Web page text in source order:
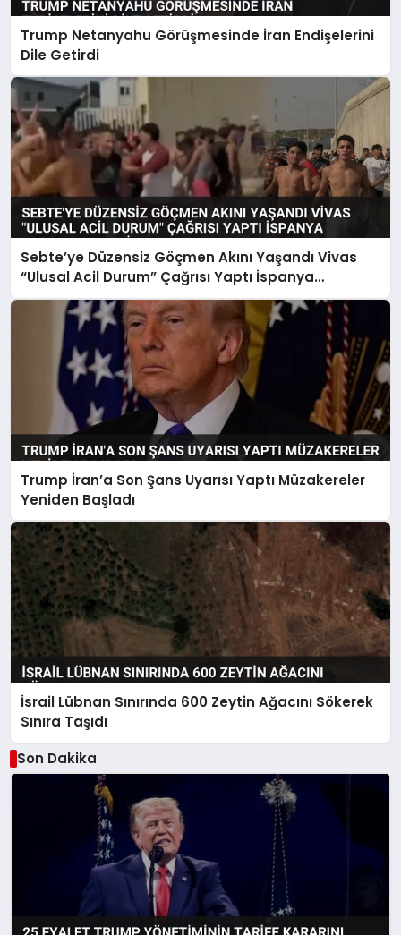
Trump Netanyahu Görüşmesinde İran Endişelerini
Dile Getirdi
Sebte’ye Düzensiz Göçmen Akını Yaşandı Vivas
“Ulusal Acil Durum” Çağrısı Yaptı İspanya
Harekete Geçti
Trump İran’a Son Şans Uyarısı Yaptı Müzakereler
Yeniden Başladı
İsrail Lübnan Sınırında 600 Zeytin Ağacını Sökerek
Sınıra Taşıdı
Son Dakika